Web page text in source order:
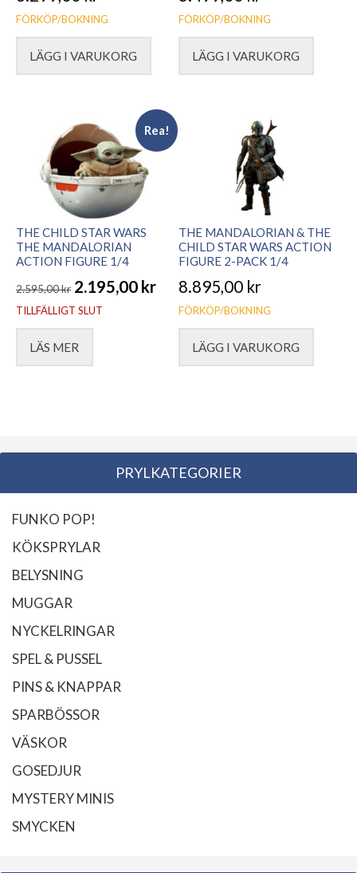
FÖRKÖP/BOKNING
LÄGG I VARUKORG
FÖRKÖP/BOKNING
LÄGG I VARUKORG
Rea!
THE CHILD STAR WARS
THE MANDALORIAN
ACTION FIGURE 1/4
2.595,00kr
Det
ursprungliga
priset
2.195,00 kr
Det
nuvarande
priset
TILLFÄLLIGT SLUT
LÄS MER
THE MANDALORIAN & THE
CHILD STAR WARS ACTION
FIGURE 2-PACK 1/4
8.895,00 kr
FÖRKÖP/BOKNING
LÄGG I VARUKORG
PRYLKATEGORIER
FUNKO POP!
KÖKSPRYLAR
BELYSNING
MUGGAR
NYCKELRINGAR
SPEL & PUSSEL
PINS & KNAPPAR
SPARBÖSSOR
VÄSKOR
GOSEDJUR
MYSTERY MINIS
SMYCKEN